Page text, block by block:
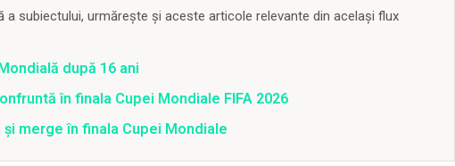
a subiectului, urmărește și aceste articole relevante din același flux
după 16 ani
în finala Cupei Mondiale FIFA 2026
merge în finala Cupei Mondiale